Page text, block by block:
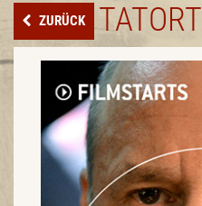
ZURÜCK